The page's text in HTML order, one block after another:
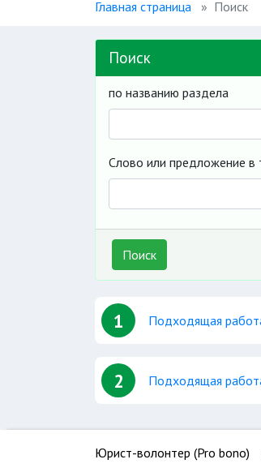
Главная страница Поиск
Поиск
по названию раздела
Слово или предложение в
Поиск
1 Подходящая
2 Подходящая
Юрист-волонтер (Pro bono)